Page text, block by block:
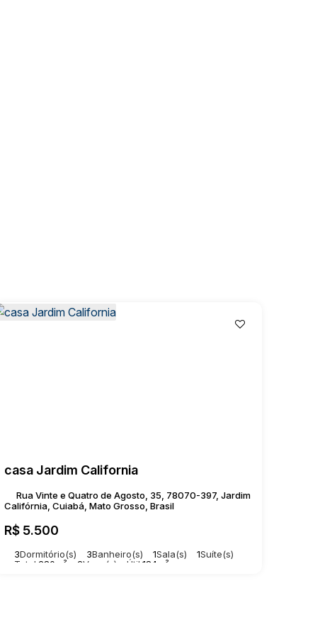
casa Jardim California
R$5.500
Rua Vinte e Quatro de Agosto, 35, 78070-397, Jardim
Califórnia, Cuiabá, Mato Grosso, Brasil
3Dormitório(s) 3Banheiro(s) 1Sala(s) 1Suíte(s)
Total: 280m² 2Vaga(s) Útil: 184m²